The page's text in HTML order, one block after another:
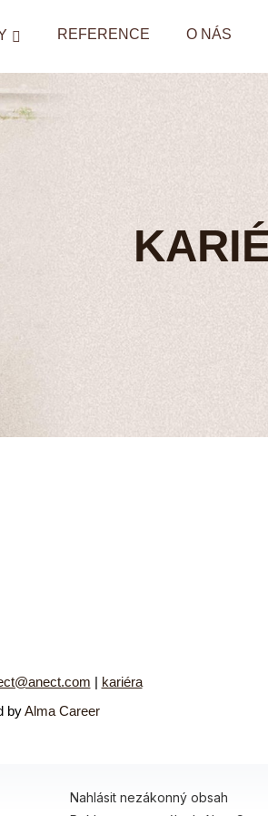
REFERENCE O NÁS
| kariéra
byAlma Career
Nahlásit nezákonný obsah